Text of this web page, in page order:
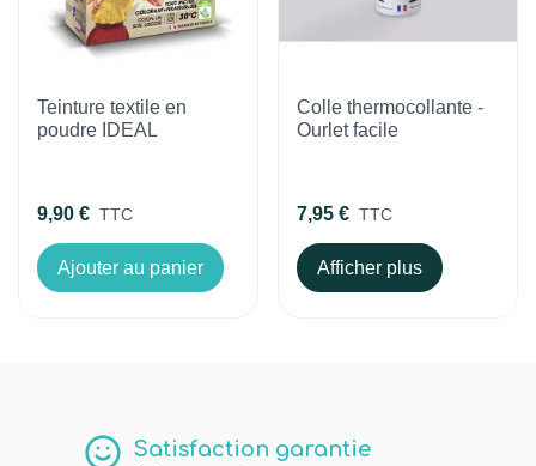
Teinture textile en
poudre IDEAL
9,90 € TTC
Ajouter au panier
Colle thermocollante -
Ourlet facile
7,95 € TTC
Afficher plus
Satisfaction garantie